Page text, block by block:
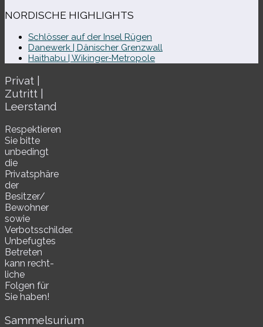
NORDISCHE HIGHLIGHTS
Schlösser auf der Insel Rügen
Danewerk | Dänischer Grenzwall
Haithabu | Wikinger-Metropole
Privat |
Zutritt |
Leerstand
Respektieren
Sie bitte
unbe­dingt
die
Privatsphäre
der
Besitzer/​
Bewohner
sowie
Verbotsschilder.
Unbefugtes
Betreten
kann recht­
li­che
Folgen für
Sie haben!
Sammelsurium